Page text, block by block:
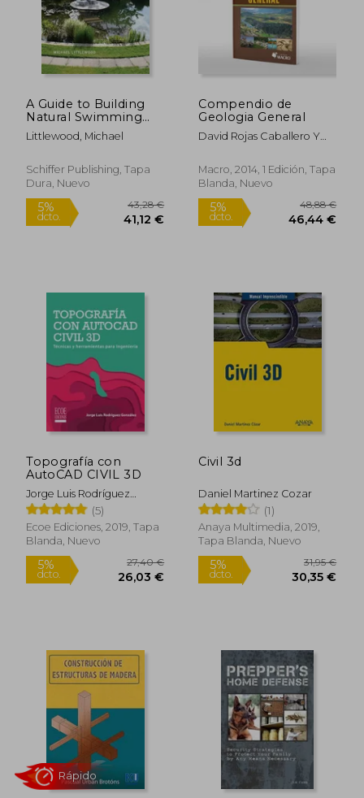
A Guide to Building
Natural Swimming
Pools (en Inglés)
Littlewood, Michael
Schiffer Publishing, Tapa
Dura, Nuevo
5%
dcto.
Compendio de
Geologia General
David Rojas Caballero Y
Macro, 2014, 1 Edición, Tapa
Blanda, Nuevo
dcto.
Topografía con
AutoCAD CIVIL 3D
Jorge Luis Rodríguez
González
(5)
Ecoe Ediciones, 2019, Tapa
Blanda, Nuevo
5%
Civil 3d
Daniel Martinez Cozar
(1)
Anaya Multimedia, 2019,
Tapa Blanda, Nuevo
5%
dcto.